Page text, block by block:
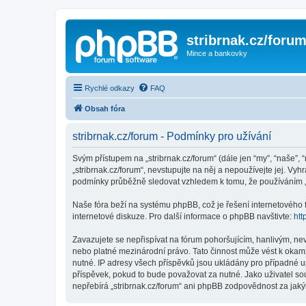
stribrnak.cz/forum
Mince a bankovky
Rychlé odkazy FAQ
Obsah fóra
stribrnak.cz/forum - Podmínky pro užívání
Svým přístupem na „stribrnak.cz/forum“ (dále jen “my”,
„stribrnak.cz/forum“, nevstupujte na něj a nepoužívejte jej.
podmínky průběžně sledovat vzhledem k tomu, že používáním
Naše fóra beží na systému phpBB, což je řešení internetového
internetové diskuze. Pro další informace o phpBB navštivte:
Zavazujete se nepřispívat na fórum pohoršujícím, hanlivým,
nebo platné mezinárodní právo. Tato činnost může vést k
nutné. IP adresy všech příspěvků jsou ukládány pro případné
příspěvek, pokud to bude považovat za nutné. Jako uživatel
nepřebírá „stribrnak.cz/forum“ ani phpBB zodpovědnost za